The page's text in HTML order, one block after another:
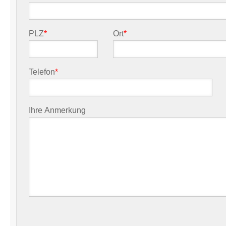
PLZ* Ort*
Telefon*
Ihre Anmerkung